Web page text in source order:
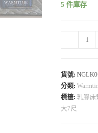
5 件庫存
-
貨號:
分類:
標籤:乳膠床
大7尺